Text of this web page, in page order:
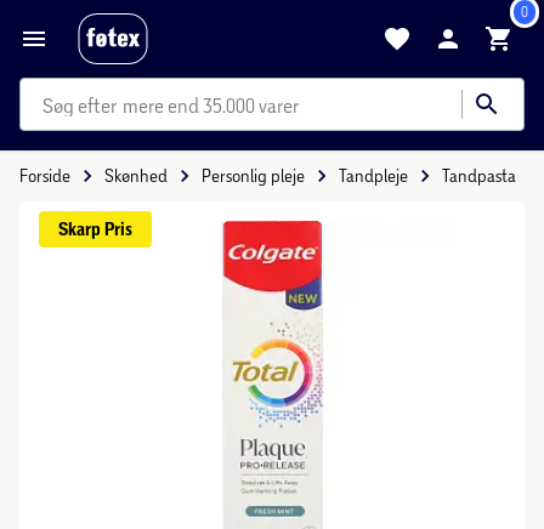
0
mere end 35.000 varer
Forside Skønhed Personlig pleje Tandpleje Tandpasta
Skarp Pris